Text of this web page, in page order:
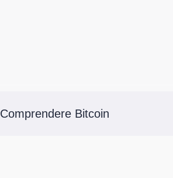
Comprendere Bitcoin